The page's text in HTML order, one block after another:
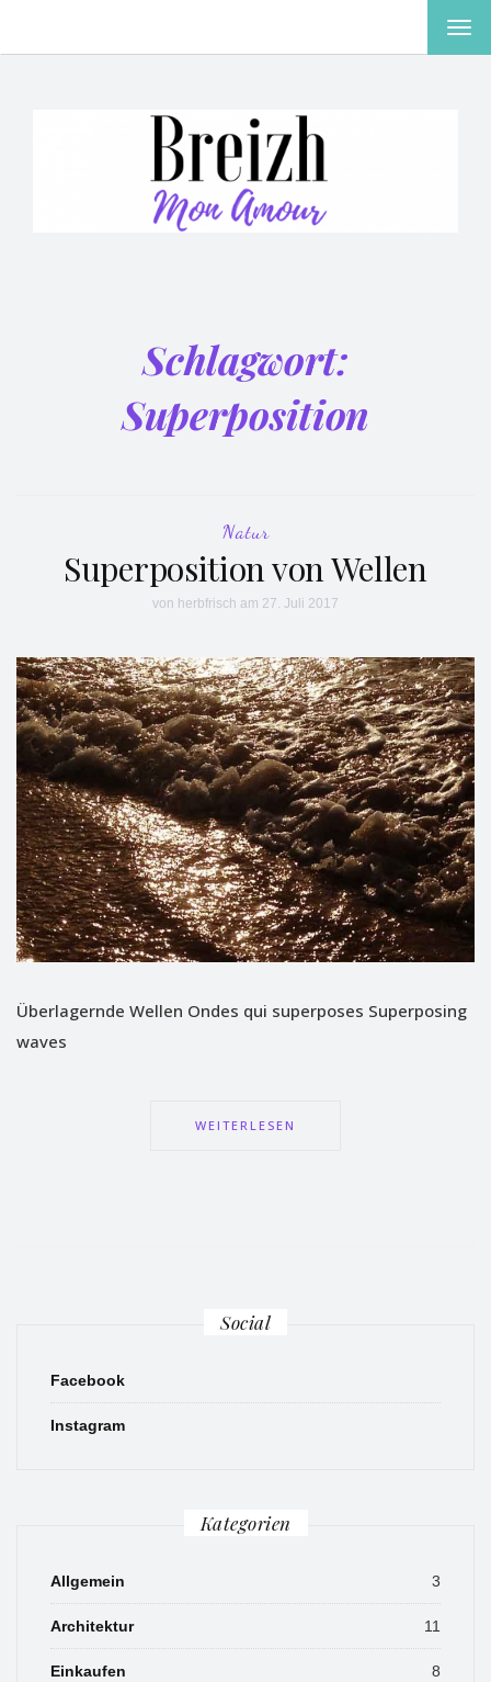
Schlagwort:
Superposition
Natur
Superposition von Wellen
von herbfrisch am 27. Juli 2017
Überlagernde Wellen Ondes qui superposes Superposing
waves
WEITERLESEN
Social
Facebook
Instagram
Kategorien
Allgemein 3
Architektur 11
Einkaufen 8